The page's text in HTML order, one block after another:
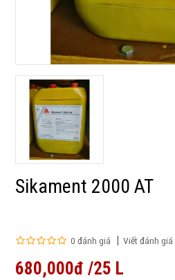
Sikament 2000 AT
0 đánh giá Viết đánh giá
680,000đ /25 L